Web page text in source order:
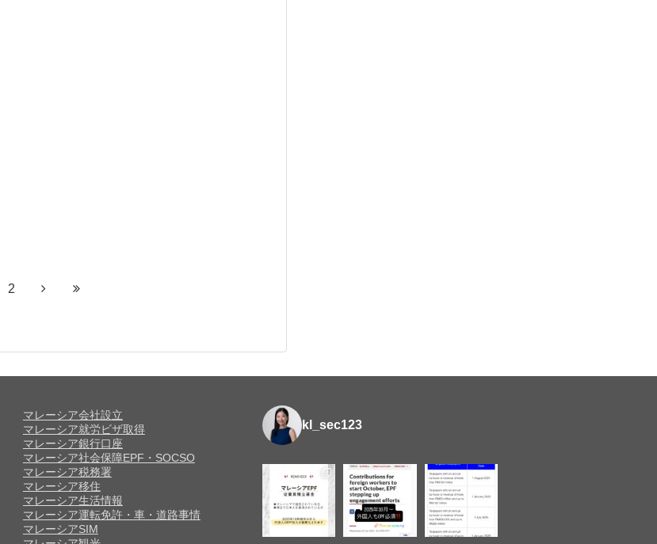
2
マレーシア会社設立
マレーシア就労ビザ取得
マレーシア銀行口座
マレーシア社会保障EPF・SOCSO
マレーシア税務署
マレーシア移住
マレーシア生活情報
マレーシア運転免許・車・道路事情
マレーシアSIM
kl_sec123